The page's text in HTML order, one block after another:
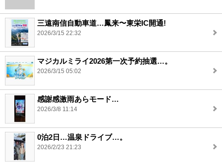
三遠南信自動車道…鳳来〜東栄IC開通!
2026/3/15 22:32
マジカルミライ2026第一次予約抽選…。
2026/3/15 05:02
感謝感激雨あらモード…
2026/3/8 11:14
0泊2日…温泉ドライブ…。
2026/2/23 21:23